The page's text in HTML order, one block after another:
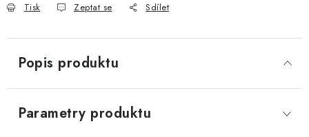
Tisk Zeptat se Sdílet
Popis produktu
Parametry produktu